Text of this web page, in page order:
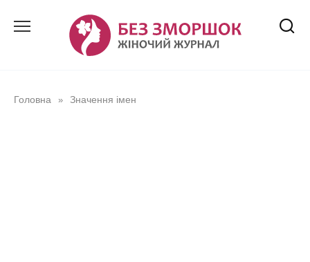
Головна » Значення імен